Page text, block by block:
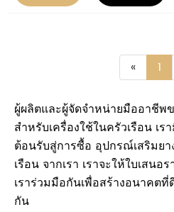
« 1
ผู้ผลิตและผู้จัดจำหน่ายมืออาชีพ
สำหรับเครื่องใช้ในครัวเรือน เร
ต้อนรับสู่การซื้อ อุปกรณ์เสริมยา
เรือน จากเรา เราจะให้ใบเสน
เราร่วมมือกันเพื่อสร้างอนาคต
กัน